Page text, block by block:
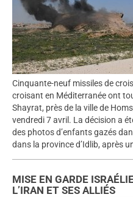
Cinquante-neuf missiles de
croisant en Méditerranée ont
Shayrat, près de la ville de
vendredi 7 avril. La décision a
des photos d’enfants gazés
dans la province d’Idlib, après
MISE EN GARDE
L’IRAN ET SES ALLIÉS